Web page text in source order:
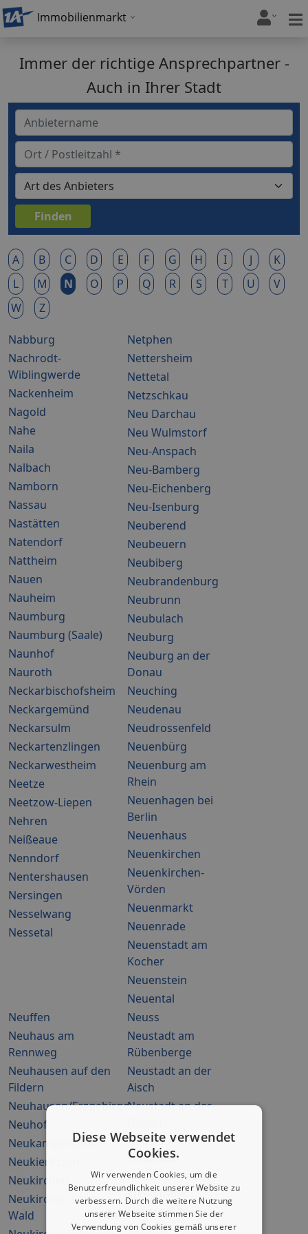
Immobilienmarkt
Immer der richtige Ansprechpartner -
Auch in Ihrer Stadt
A B C D E F G H I J
K
L
M N O P Q R S T U
V
W
Z
Nabburg
Nachrodt-
Wiblingwerde
Nackenheim
Nagold
Nahe
Naila
Nalbach
Namborn
Nassau
Nastätten
Natendorf
Nattheim
Nauen
Nauheim
Naumburg
Naumburg (Saale)
Naunhof
Nauroth
Neckarbischofsheim
Neckargemünd
Neckarsulm
Neckartenzlingen
Neckarwestheim
Neetze
Neetzow-Liepen
Nehren
Neißeaue
Nenndorf
Nentershausen
Nersingen
Nesselwang
Nessetal
Netphen
Nettersheim
Nettetal
Netzschkau
Neu Darchau
Neu Wulmstorf
Neu-Anspach
Neu-Bamberg
Neu-Eichenberg
Neu-Isenburg
Neuberend
Neubeuern
Neubiberg
Neubrandenburg
Neubrunn
Neubulach
Neuburg
Neuburg an der
Donau
Neuching
Neudenau
Neudrossenfeld
Neuenbürg
Neuenburg am
Rhein
Neuenhagen bei
Berlin
Neuenhaus
Neuenkirchen
Neuenkirchen-
Vörden
Neuenmarkt
Neuenrade
Neuenstadt am
Kocher
Neuenstein
Neuental
Neuffen
Neuhaus am
Rennweg
Neuhausen auf den
Fildern
Neuhausen/Erzgebirge
Neuhof
Neukamperfehn
Neukieritzsch
Neukirchen
Neukirchen vorm
Wald
Neuss
Neustadt am
Rübenberge
Neustadt an der
Aisch
Neustadt an der
Neustadt an der
Waldnaab
Neustadt an der
Weinstraße
Neustadt bei
Coburg
Diese Webseite verwendet
Cookies.
Wir verwenden Cookies, um die
Benutzerfreundlichkeit unserer Website zu
verbessern. Durch die weitere Nutzung
unserer Webseite stimmen Sie der
Verwendung von Cookies gemäß unserer